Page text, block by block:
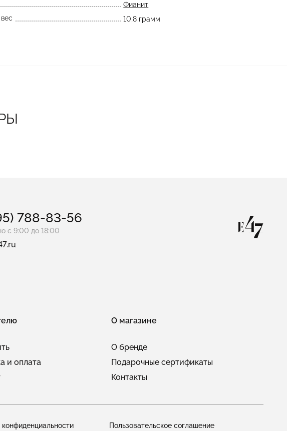
Фианит
10,8 грамм
788-83-56
с 9:00 до 18:00
и оплата
О магазине
О бренде
Подарочные сертификаты
Контакты
конфиденциальности Пользовательское соглашение